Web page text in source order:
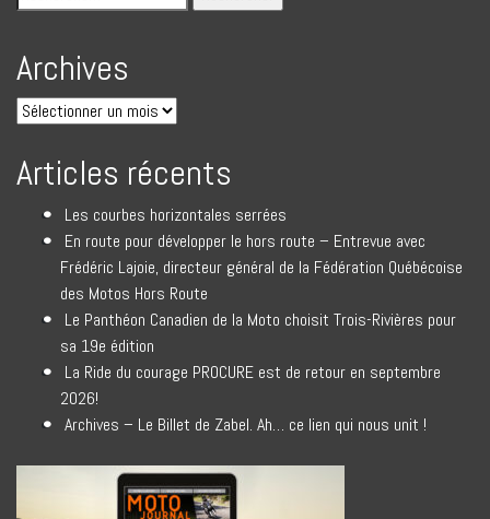
Archives
Articles récents
Les courbes horizontales serrées
En route pour développer le hors route – Entrevue avec
Frédéric Lajoie, directeur général de la Fédération Québécoise
des Motos Hors Route
Le Panthéon Canadien de la Moto choisit Trois-Rivières pour
sa 19e édition
La Ride du courage PROCURE est de retour en septembre
2026!
Archives – Le Billet de Zabel. Ah… ce lien qui nous unit !